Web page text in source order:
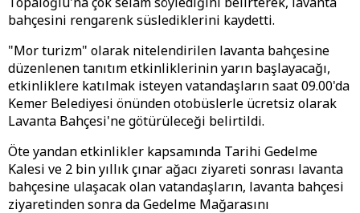
bahçesini rengarenk süslediklerini kaydetti.
"Mor turizm" olarak nitelendirilen lavanta bahçesine
düzenlenen tanıtım etkinliklerinin yarın başlayacağı,
etkinliklere katılmak isteyen vatandaşların saat 09.00'da
Kemer Belediyesi önünden otobüslerle ücretsiz olarak
Lavanta Bahçesi'ne götürüleceği belirtildi.
Öte yandan etkinlikler kapsamında Tarihi Gedelme
Kalesi ve 2 bin yıllık çınar ağacı ziyareti sonrası lavanta
bahçesine ulaşacak olan vatandaşların, lavanta bahçesi
ziyaretinden sonra da Gedelme Mağarasını